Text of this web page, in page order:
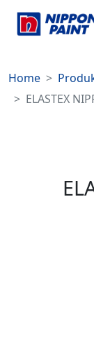
Home
ELASTEX